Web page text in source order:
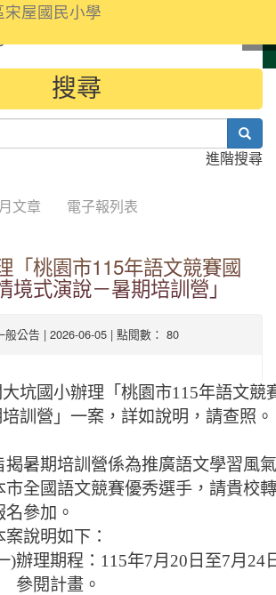
搜尋
進階搜尋
文章 電子報列表
「桃園市115年語文競賽國
境式演說－暑期培訓營」
般公告 | 2026-06-05 | 點閱數： 80
坑國小辦理「桃園市115年語文競
訓營」一案，詳如說明，請查照。
揭暑期培訓營係為推廣語文學習風
市全國語文競賽優秀選手，請貴校
名參加。
案說明如下：
)辦理期程：115年7月20日至7月24
參閱計畫。